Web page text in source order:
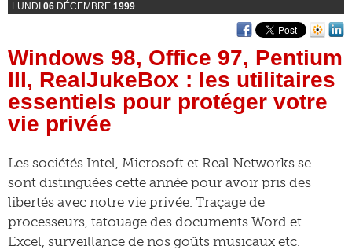
LUNDI 06 DÉCEMBRE 1999
Windows 98, Office 97, Pentium
III, RealJukeBox : les utilitaires
essentiels pour protéger votre
vie privée
Les sociétés Intel, Microsoft et Real Networks se
sont distinguées cette année pour avoir pris des
libertés avec notre vie privée. Traçage de
processeurs, tatouage des documents Word et
Excel, surveillance de nos goûts musicaux etc.